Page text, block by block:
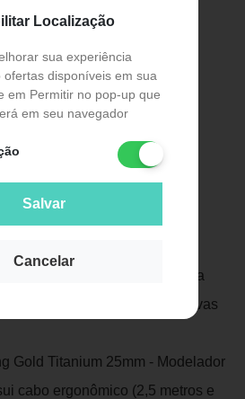
Localização
sua experiência
ofertas disponíveis em sua
em Permitir no pop-up que
em seu navegador
Salvar
Cancelar
MQ Professional Curling Gold
desgaste da modelagem, cria
garante mais conforto e curvas
Gold Titanium 25mm - Modelador
cabo ergonômico (2,5 metros e